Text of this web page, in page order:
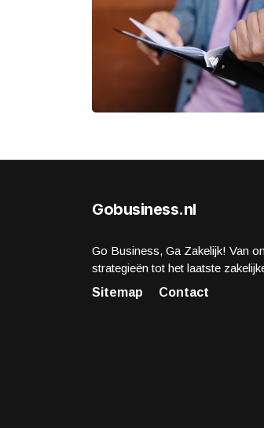
Gobusiness.nl
Go Business, Ga Zakelijk! Van
strategieën tot het laatste
Sitemap
Contact